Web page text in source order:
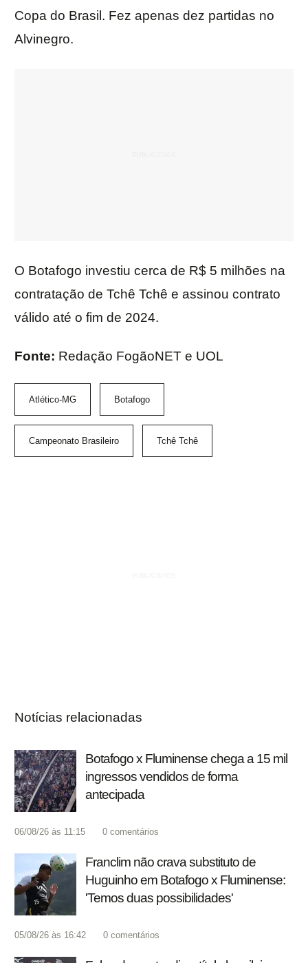
Copa do Brasil. Fez apenas dez partidas no
Alvinegro.
O Botafogo investiu cerca de R$ 5 milhões na
contratação de Tchê Tchê e assinou contrato
válido até o fim de 2024.
Fonte: Redação FogãoNET e UOL
Atlético-MG Botafogo
Campeonato Brasileiro Tchê Tchê
Notícias relacionadas
Botafogo x Fluminense chega a 15 mil
ingressos vendidos de forma
antecipada
06/08/26 às 11:15 0 comentários
Franclim não crava substituto de
Huguinho em Botafogo x Fluminense:
'Temos duas possibilidades'
05/08/26 às 16:42 0 comentários